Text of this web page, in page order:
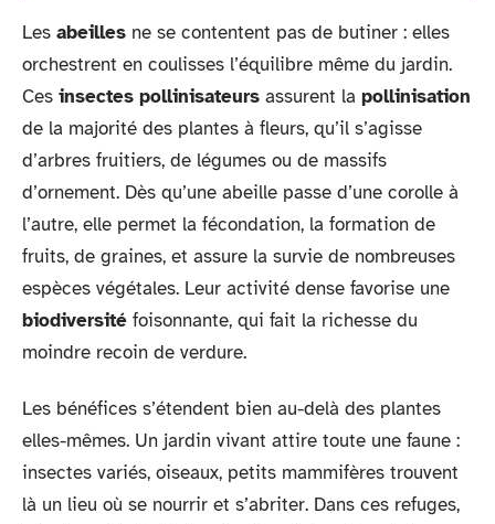
Les abeilles ne se contentent pas de butiner : elles
orchestrent en coulisses l’équilibre même du jardin.
Ces insectes pollinisateurs assurent la pollinisation
de la majorité des plantes à fleurs, qu’il s’agisse
d’arbres fruitiers, de légumes ou de massifs
d’ornement. Dès qu’une abeille passe d’une corolle à
l’autre, elle permet la fécondation, la formation de
fruits, de graines, et assure la survie de nombreuses
espèces végétales. Leur activité dense favorise une
biodiversité foisonnante, qui fait la richesse du
moindre recoin de verdure.
Les bénéfices s’étendent bien au-delà des plantes
elles-mêmes. Un jardin vivant attire toute une faune :
insectes variés, oiseaux, petits mammifères trouvent
là un lieu où se nourrir et s’abriter. Dans ces refuges,